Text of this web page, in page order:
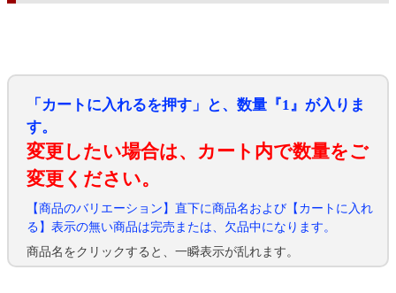
「カートに入れるを押す」と、数量『1』が入りま
す。
変更したい場合は、カート内で数量をご
変更ください。
【商品のバリエーション】直下に商品名および【カートに入れ
る】表示の無い商品は完売または、欠品中になります。
商品名をクリックすると、一瞬表示が乱れます。